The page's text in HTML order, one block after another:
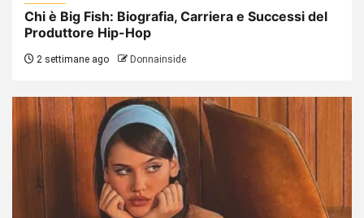
Chi è Big Fish: Biografia, Carriera e Successi del
Produttore Hip-Hop
2 settimane ago Donnainside